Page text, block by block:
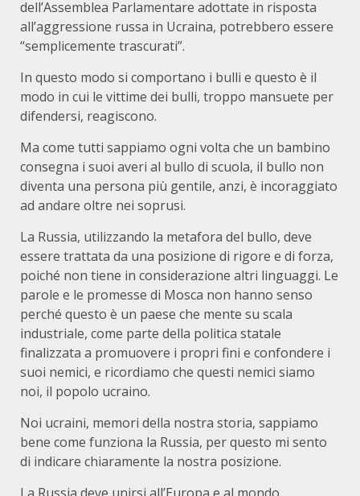
dell’Assemblea Parlamentare adottate in risposta
all’aggressione russa in Ucraina, potrebbero essere
“semplicemente trascurati”.
In questo modo si comportano i bulli e questo è il
modo in cui le vittime dei bulli, troppo mansuete per
difendersi, reagiscono.
Ma come tutti sappiamo ogni volta che un bambino
consegna i suoi averi al bullo di scuola, il bullo non
diventa una persona più gentile, anzi, è incoraggiato
ad andare oltre nei soprusi.
La Russia, utilizzando la metafora del bullo, deve
essere trattata da una posizione di rigore e di forza,
poiché non tiene in considerazione altri linguaggi. Le
parole e le promesse di Mosca non hanno senso
perché questo è un paese che mente su scala
industriale, come parte della politica statale
finalizzata a promuovere i propri fini e confondere i
suoi nemici, e ricordiamo che questi nemici siamo
noi, il popolo ucraino.
Noi ucraini, memori della nostra storia, sappiamo
bene come funziona la Russia, per questo mi sento
di indicare chiaramente la nostra posizione.